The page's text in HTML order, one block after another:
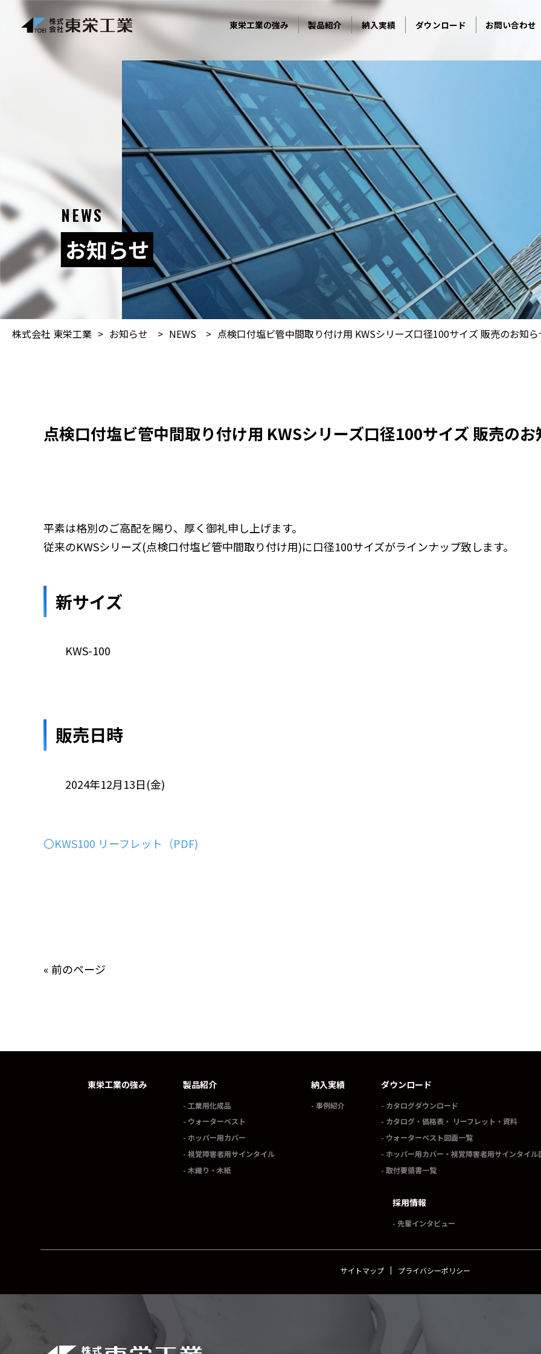
東栄工業の強み 製品紹介 納入実績 ダウンロード お問い合わせ
NEWS
お知らせ
株式会社 東栄工業 > お知らせ > NEWS > 点検口付塩ビ管中間取り付け用 KWSシリーズ口径100サイズ 販売のお知ら
点検口付塩ビ管中間取り付け用 KWSシリーズ口径100サイズ 販売のお
平素は格別のご高配を賜り、厚く御礼申し上げます。
従来のKWSシリーズ(点検口付塩ビ管中間取り付け用)に口径100サイズがラインナップ致します。
新サイズ
KWS-100
販売日時
2024年12月13日(金)
〇KWS100 リーフレット（PDF)
« 前のページ
東栄工業の強み 製品紹介
工業用化成品
ウォーターベスト
ホッパー用カバー
視覚障害者用サインタイル
木織り・木紙
納入実績
事例紹介
ダウンロード
カタログダウンロード
カタログ・価格表・ リーフレット・資料
ウォーターベスト図面一覧
ホッパー用カバー・視覚障害者用サインタイル
取付要領書一覧
採用情報
先輩インタビュー
サイトマップ プライバシーポリシー